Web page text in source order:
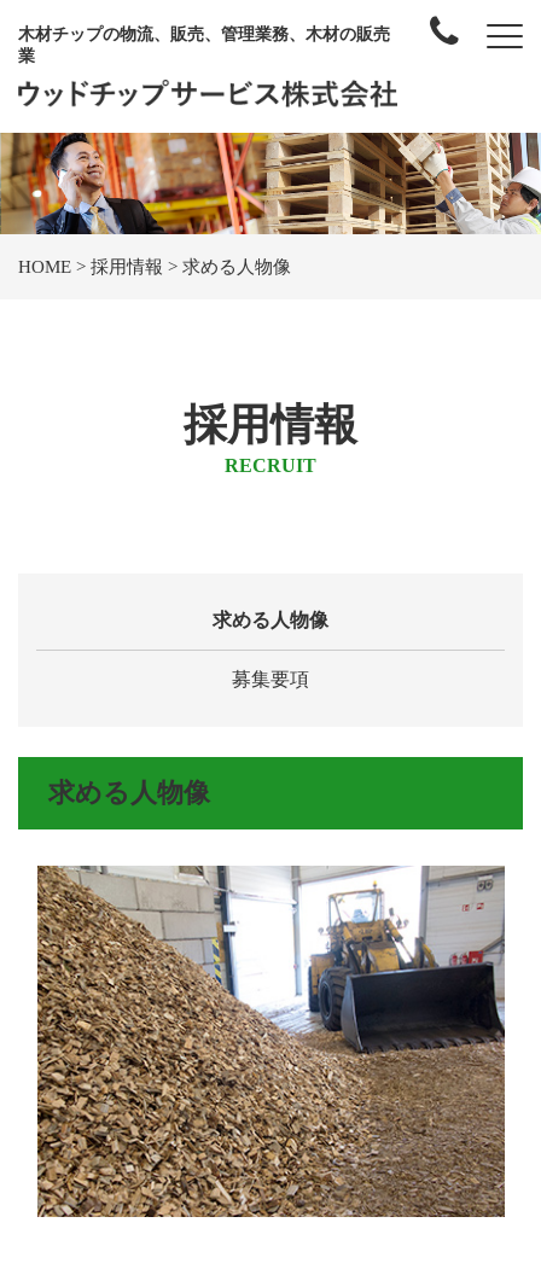
木材チップの物流、販売、管理業務、木材の販売
業
HOME > 採用情報 > 求める人物像
採用情報
RECRUIT
求める人物像
募集要項
求める人物像